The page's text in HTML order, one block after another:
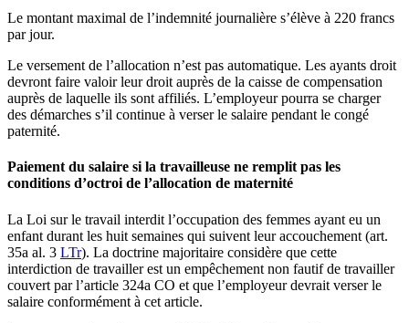
Le montant maximal de l’indemnité journalière s’élève à 220 francs
par jour.
Le versement de l’allocation n’est pas automatique. Les ayants droit
devront faire valoir leur droit auprès de la caisse de compensation
auprès de laquelle ils sont affiliés. L’employeur pourra se charger
des démarches s’il continue à verser le salaire pendant le congé
paternité.
Paiement du salaire si la travailleuse ne remplit pas les
conditions d’octroi de l’allocation de maternité
La Loi sur le travail interdit l’occupation des femmes ayant eu un
enfant durant les huit semaines qui suivent leur accouchement (art.
35a al. 3 LTr). La doctrine majoritaire considère que cette
interdiction de travailler est un empêchement non fautif de travailler
couvert par l’article 324a CO et que l’employeur devrait verser le
salaire conformément à cet article.